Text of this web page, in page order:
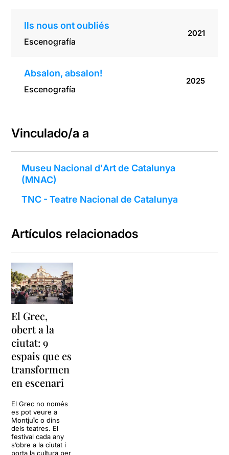
Ils nous ont oubliés
Escenografía
2021
Absalon, absalon!
Escenografía
2025
Vinculado/a a
Museu Nacional d'Art de Catalunya
(MNAC)
TNC - Teatre Nacional de Catalunya
Artículos relacionados
El Grec,
obert a la
ciutat: 9
espais que es
transformen
en escenari
El Grec no només
es pot veure a
Montjuïc o dins
dels teatres. El
festival cada any
s’obre a la ciutat i
porta la cultura per